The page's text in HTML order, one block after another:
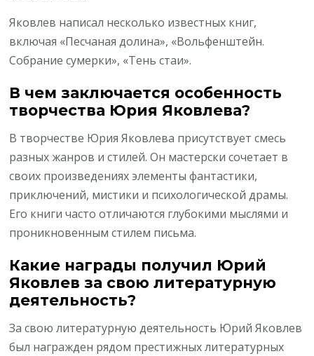
Яковлев написал несколько известных книг,
включая «Песчаная долина», «Вольфенштейн.
Cобрание сумерки», «Тень стаи».
В чем заключается особенность
творчества Юрия Яковлева?
В творчестве Юрия Яковлева присутствует смесь
разных жанров и стилей. Он мастерски сочетает в
своих произведениях элементы фантастики,
приключений, мистики и психологической драмы.
Его книги часто отличаются глубокими мыслями и
проникновенным стилем письма.
Какие награды получил Юрий
Яковлев за свою литературную
деятельность?
За свою литературную деятельность Юрий Яковлев
был награжден рядом престижных литературных